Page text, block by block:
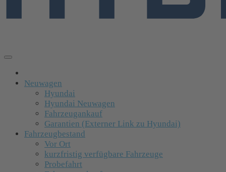
Neuwagen
Hyundai
Hyundai Neuwagen
Fahrzeugankauf
Garantien (Externer Link zu Hyundai)
Fahrzeugbestand
Vor Ort
kurzfristig verfügbare Fahrzeuge
Probefahrt